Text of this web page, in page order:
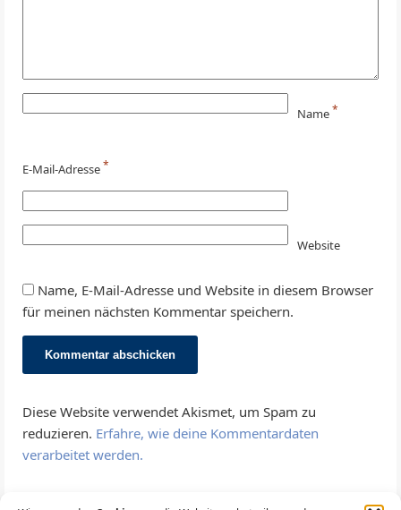
Name*
E-Mail-Adresse*
Website
Name, E-Mail-Adresse und Website in diesem Browser
für meinen nächsten Kommentar speichern.
Diese Website verwendet Akismet, um Spam zu
reduzieren. Erfahre, wie deine Kommentardaten
verarbeitet werden.